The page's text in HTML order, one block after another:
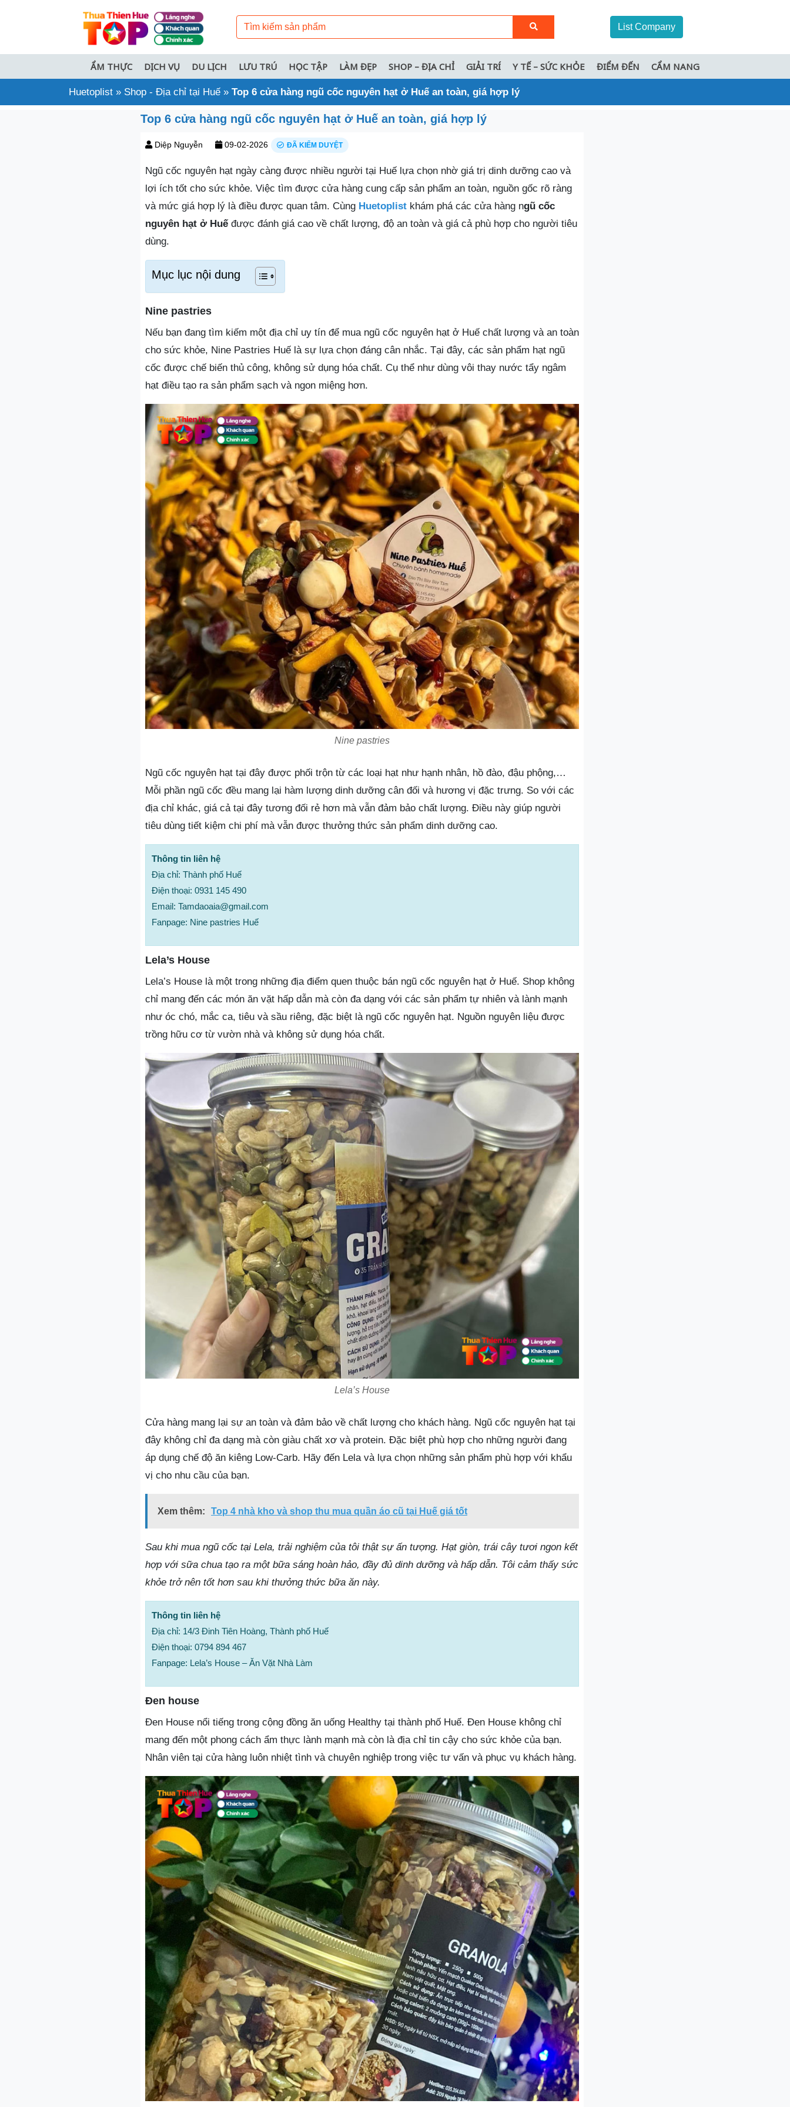
List Company
ẨM THỰC DỊCH VỤ DU LỊCH LƯU TRÚ HỌC TẬP LÀM ĐẸP SHOP – ĐỊA CHỈ GIẢI TRÍ Y TẾ – SỨC KHỎE ĐIỂM ĐẾN CẨM NANG
Huetoplist » Shop - Địa chỉ tại Huế » Top 6 cửa hàng ngũ cốc nguyên hạt ở Huế an toàn, giá hợp lý
Top 6 cửa hàng ngũ cốc nguyên hạt ở Huế an toàn, giá hợp lý
Diệp Nguyễn 09-02-2026 ĐÃ KIỂM DUYỆT
Ngũ cốc nguyên hạt ngày càng được nhiều người tại Huế lựa chọn nhờ giá trị dinh dưỡng cao và
lợi ích tốt cho sức khỏe. Việc tìm được cửa hàng cung cấp sản phẩm an toàn, nguồn gốc rõ ràng
và mức giá hợp lý là điều được quan tâm. Cùng Huetoplist khám phá các cửa hàng ngũ cốc
nguyên hạt ở Huếđược đánh giá cao về chất lượng, độ an toàn và giá cả phù hợp cho người tiêu
dùng.
Mục lục nội dung
Nine pastries
Nếu bạn đang tìm kiếm một địa chỉ uy tín để mua ngũ cốc nguyên hạt ở Huế chất lượng và an toàn
cho sức khỏe, Nine Pastries Huế là sự lựa chọn đáng cân nhắc. Tại đây, các sản phẩm hạt ngũ
cốc được chế biến thủ công, không sử dụng hóa chất. Cụ thể như dùng vôi thay nước tẩy ngâm
hạt điều tạo ra sản phẩm sạch và ngon miệng hơn.
Nine pastries
Ngũ cốc nguyên hạt tại đây được phối trộn từ các loại hạt như hạnh nhân, hồ đào, đậu phộng,…
Mỗi phần ngũ cốc đều mang lại hàm lượng dinh dưỡng cân đối và hương vị đặc trưng. So với các
địa chỉ khác, giá cả tại đây tương đối rẻ hơn mà vẫn đảm bảo chất lượng. Điều này giúp người
tiêu dùng tiết kiệm chi phí mà vẫn được thưởng thức sản phẩm dinh dưỡng cao.
Thông tin liên hệ
Địa chỉ: Thành phố Huế
Điện thoại: 0931 145 490
Email: Tamdaoaia@gmail.com
Fanpage: Nine pastries Huế
Lela’s House
Lela’s House là một trong những địa điểm quen thuộc bán ngũ cốc nguyên hạt ở Huế. Shop không
chỉ mang đến các món ăn vặt hấp dẫn mà còn đa dạng với các sản phẩm tự nhiên và lành mạnh
như óc chó, mắc ca, tiêu và sầu riêng, đặc biệt là ngũ cốc nguyên hạt. Nguồn nguyên liệu được
trồng hữu cơ từ vườn nhà và không sử dụng hóa chất.
Lela’s House
Cửa hàng mang lại sự an toàn và đảm bảo về chất lượng cho khách hàng. Ngũ cốc nguyên hạt tại
đây không chỉ đa dạng mà còn giàu chất xơ và protein. Đặc biệt phù hợp cho những người đang
áp dụng chế độ ăn kiêng Low-Carb. Hãy đến Lela và lựa chọn những sản phẩm phù hợp với khẩu
vị cho nhu cầu của bạn.
Xem thêm: Top 4 nhà kho và shop thu mua quần áo cũ tại Huế giá tốt
Sau khi mua ngũ cốc tại Lela, trải nghiệm của tôi thật sự ấn tượng. Hạt giòn, trái cây tươi ngon kết
hợp với sữa chua tạo ra một bữa sáng hoàn hảo, đầy đủ dinh dưỡng và hấp dẫn. Tôi cảm thấy sức
khỏe trở nên tốt hơn sau khi thưởng thức bữa ăn này.
Thông tin liên hệ
Địa chỉ: 14/3 Đinh Tiên Hoàng, Thành phố Huế
Điện thoại: 0794 894 467
Fanpage: Lela’s House – Ăn Vặt Nhà Làm
Đen house
Đen House nổi tiếng trong cộng đồng ăn uống Healthy tại thành phố Huế. Đen House không chỉ
mang đến một phong cách ẩm thực lành mạnh mà còn là địa chỉ tin cậy cho sức khỏe của bạn.
Nhân viên tại cửa hàng luôn nhiệt tình và chuyên nghiệp trong việc tư vấn và phục vụ khách hàng.